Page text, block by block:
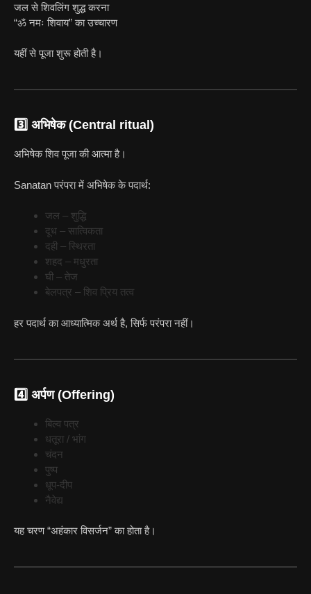
जल से शिवलिंग शुद्ध करना
“ॐ नमः शिवाय” का उच्चारण
यहीं से पूजा शुरू होती है।
3️⃣ अभिषेक (Central ritual)
अभिषेक शिव पूजा की आत्मा है।
Sanatan परंपरा में अभिषेक के पदार्थ:
जल – शुद्धि
दूध – सात्विकता
दही – स्थिरता
शहद – मधुरता
घी – तेज
बेलपत्र – शिव प्रिय तत्व
हर पदार्थ का आध्यात्मिक अर्थ है, सिर्फ परंपरा नहीं।
4️⃣ अर्पण (Offering)
बिल्व पत्र
धतूरा / भांग
चंदन
पुष्प
धूप-दीप
नैवेद्य
यह चरण “अहंकार विसर्जन” का होता है।